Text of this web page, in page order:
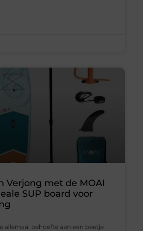
Verjong met de MOAI
SUP board voor
allemaal behoefte aan een beetje